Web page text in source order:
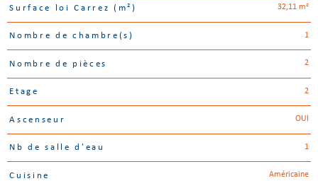
Surface loi Carrez (m²) 32,11 m²
Nombre de chambre(s) 1
Nombre de pièces 2
Etage 2
Ascenseur OUI
Nb de salle d'eau 1
Cuisine Américaine